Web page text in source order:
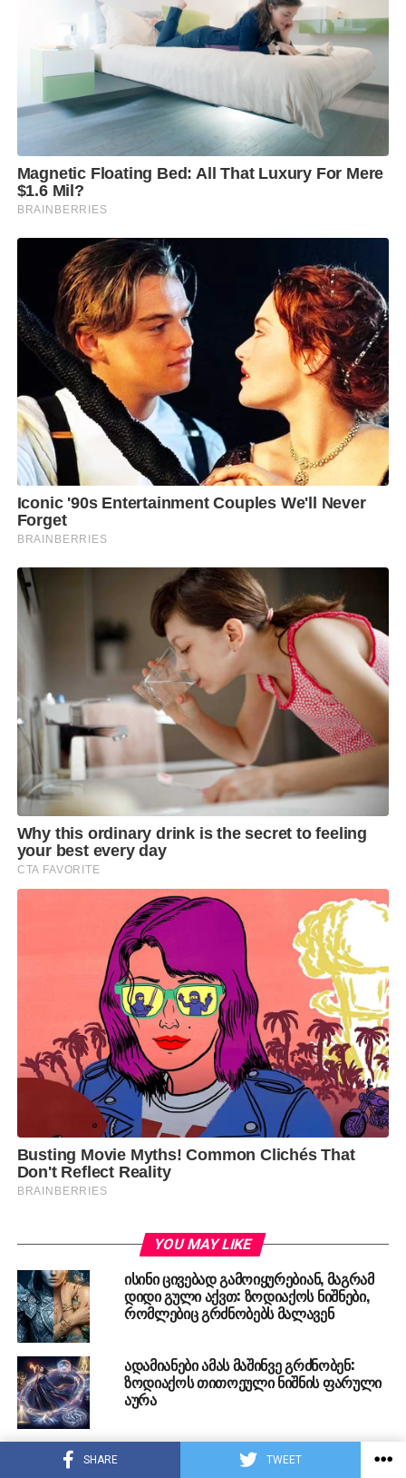
SHARE TWEET
YOU MAY LIKE
ისინი ცივებად გამოიყურებიან, მაგრამ
დიდი გული აქვთ: ზოდიაქოს ნიშნები,
რომლებიც გრძნობებს მალავენ
ადამიანები ამას მაშინვე გრძნობენ:
ზოდიაქოს თითოეული ნიშნის ფარული
აურა
როგორ აღნიშნავენ ახალ წელს
ზოდიაქოს ნიშნები